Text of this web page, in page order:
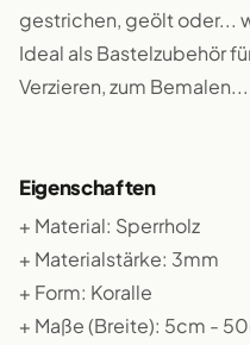
gestrichen, geölt oder...
Ideal als Bastelzubehör
Verzieren, zum Bemalen...
Eigenschaften
+ Material: Sperrholz
+ Materialstärke: 3mm
+ Form: Koralle
+ Maße (Breite): 5cm -